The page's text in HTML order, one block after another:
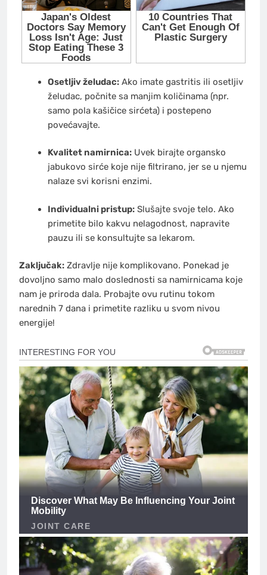
Osetljiv želudac:Ako imate gastritis ili osetljiv
želudac, počnite sa manjim količinama (npr.
samo pola kašičice sirćeta) i postepeno
povećavajte.
Kvalitet namirnica:Uvek birajte organsko
jabukovo sirće koje nije filtrirano, jer se u njemu
nalaze svi korisni enzimi.
Individualni pristup:Slušajte svoje telo. Ako
primetite bilo kakvu nelagodnost, napravite
pauzu ili se konsultujte sa lekarom.
Zaključak: Zdravlje nije komplikovano. Ponekad je
dovoljno samo malo doslednosti sa namirnicama koje
nam je priroda dala. Probajte ovu rutinu tokom
narednih 7 dana i primetite razliku u svom nivou
energije!